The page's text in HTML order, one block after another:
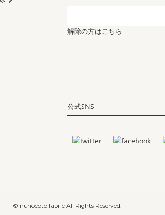
解除の方はこちら
公式SNS
© nunocoto fabric All Rights Reserved.